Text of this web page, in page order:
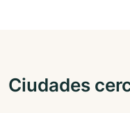
Ciudades